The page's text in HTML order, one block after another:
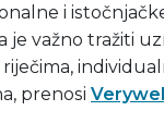
i
je važno tražiti
prenosi